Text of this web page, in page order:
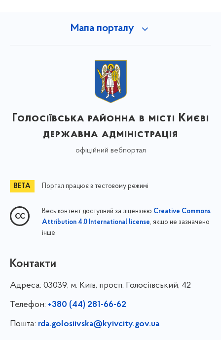
Мапа порталу
Голосіївська районна в місті Києві
державна адміністрація
офіційний вебпортал
Портал працює в тестовому режимі
Весь контент доступний за ліцензією Creative Commons
Attribution 4.0 International license, якщо не зазначено
інше
Контакти
Адреса: 03039, м. Київ, просп. Голосіївський, 42
Телефон: +380 (44) 281-66-62
Пошта: rda.golosiivska@kyivcity.gov.ua